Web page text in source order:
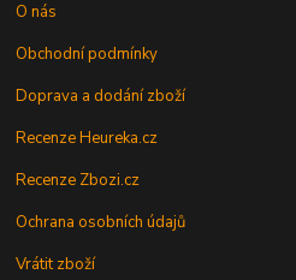
O nás
Obchodní podmínky
Doprava a dodání zboží
Recenze Heureka.cz
Recenze Zbozi.cz
Ochrana osobních údajů
Vrátit zboží